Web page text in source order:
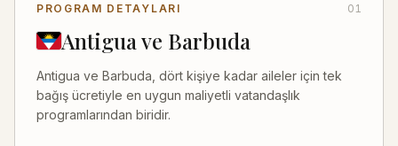
PROGRAM DETAYLARI 01
Antigua ve Barbuda
Antigua ve Barbuda, dört kişiye kadar aileler için tek
bağış ücretiyle en uygun maliyetli vatandaşlık
programlarından biridir.